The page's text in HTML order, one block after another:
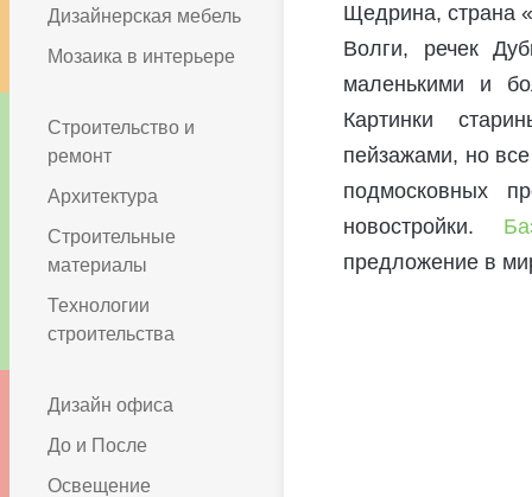
Дизайнерская мебель
Мозаика в интерьере
Строительство и
ремонт
Архитектура
Строительные
материалы
Технологии
строительства
Дизайн офиса
До и После
Освещение
Щедрина, страна
Волги, речек
маленькими и
Картинки
пейзажами, но
подмосковных
новостройки.
предложение в